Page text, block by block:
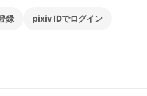
録 pixiv IDでログイン